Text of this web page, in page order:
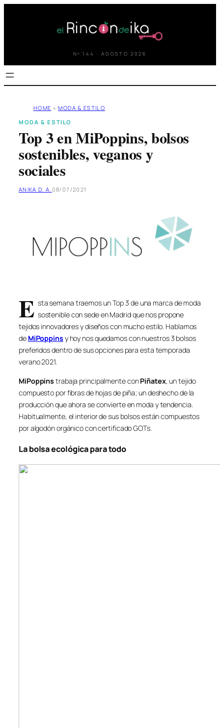
Nº 144 · AGOSTO 2026
HOME » MODA & ESTILO
MODA & ESTILO
Top 3 en MiPoppins, bolsos
sostenibles, veganos y
sociales
ANIKA D. A. 08/07/2021
E sta semana traemos un Top 3 de una marca de moda
sostenible con sede en Madrid que nos propone
tejidos innovadores y diseños con mucho estilo. Hablamos
de MiPoppinsy hoy nos quedamos con nuestros 3 bolsos
preferidos dentro de sus opciones para esta temporada
verano 2021.
MiPoppinstrabaja principalmente conPiñatex, un tejido
compuesto por fibras de hojas de piña; un deshecho de la
producción que ahora se convierte en moda y tendencia.
Habitualmente, el interior de sus bolsos están compuestos
por algodón orgánico con certificado GOTs.
La bolsa ecológica para todo